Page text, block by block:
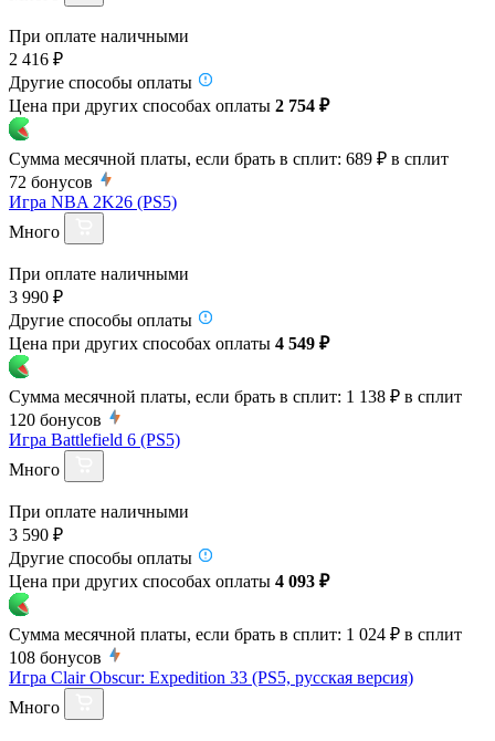
При оплате наличными
2 416 ₽
Другие способы оплаты
Цена при других способах оплаты 2 754 ₽
Сумма месячной платы, если брать в сплит: 689 ₽ в сплит
72 бонусов
Игра NBA 2K26 (PS5)
Много
При оплате наличными
3 990 ₽
Другие способы оплаты
Цена при других способах оплаты 4 549 ₽
Сумма месячной платы, если брать в сплит: 1 138 ₽ в сплит
120 бонусов
Игра Battlefield 6 (PS5)
Много
При оплате наличными
3 590 ₽
Другие способы оплаты
Цена при других способах оплаты 4 093 ₽
Сумма месячной платы, если брать в сплит: 1 024 ₽ в сплит
108 бонусов
Игра Clair Obscur: Expedition 33 (PS5, русская версия)
Много